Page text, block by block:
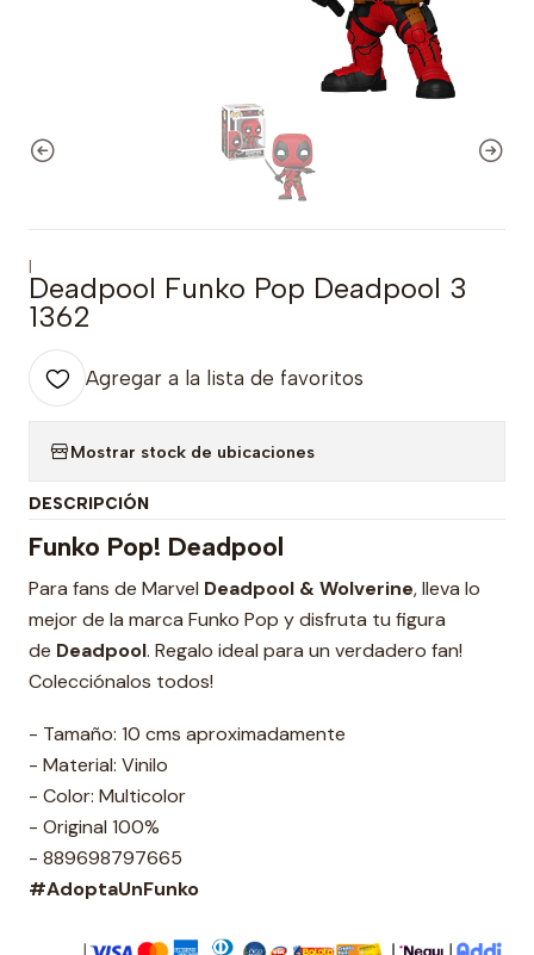
|
Deadpool Funko Pop Deadpool 3
1362
Agregar a la lista de favoritos
Mostrar stock de ubicaciones
DESCRIPCIÓN
Funko Pop! Deadpool
Para fans de Marvel Deadpool & Wolverine, lleva lo
mejor de la marca Funko Pop y disfruta tu figura
de Deadpool. Regalo ideal para un verdadero fan!
Colecciónalos todos!
- Tamaño: 10 cms aproximadamente
- Material: Vinilo
- Color: Multicolor
- Original 100%
- 889698797665
#AdoptaUnFunko